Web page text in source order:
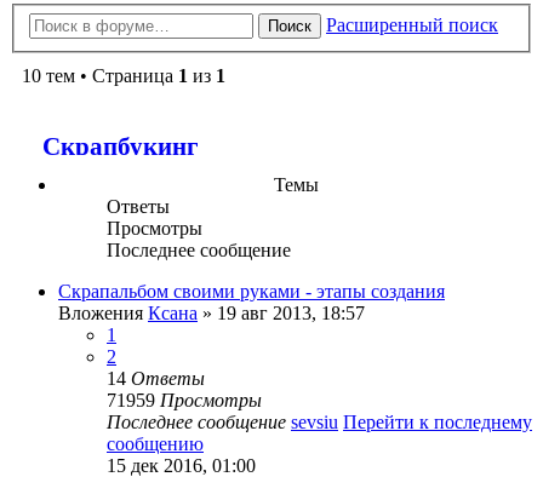
Поиск Расширенный поиск
10 тем • Страница 1 из 1
Скрапбукинг
Темы
Ответы
Просмотры
Последнее сообщение
Скрапальбом своими руками - этапы создания
Вложения Ксана » 19 авг 2013, 18:57
1
2
14 Ответы
71959 Просмотры
Последнее сообщение sevsiu Перейти к последнему
сообщению
15 дек 2016, 01:00